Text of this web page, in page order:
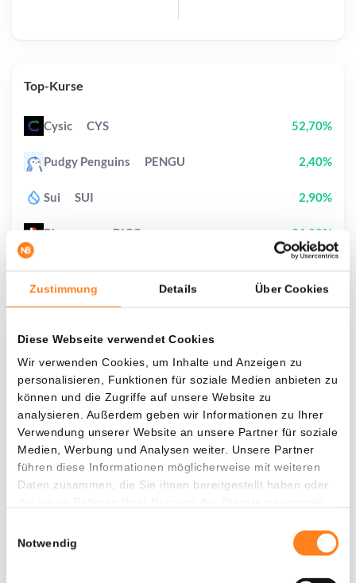
Zustimmung Details Über Cookies
Diese Webseite verwendet Cookies
Wir verwenden Cookies, um Inhalte und Anzeigen zu
personalisieren, Funktionen für soziale Medien anbieten zu
können und die Zugriffe auf unsere Website zu
analysieren. Außerdem geben wir Informationen zu Ihrer
Verwendung unserer Website an unsere Partner für soziale
Medien, Werbung und Analysen weiter. Unsere Partner
führen diese Informationen möglicherweise mit weiteren
Daten zusammen, die Sie ihnen bereitgestellt haben oder
Notwendig
Was, wenn ich...?
Zie hoeveel waarde je vandaag zou hebben als
je dollar-cost averaging had toegepast op
verschillende cryptocurrencies.
Hätte investiert In
$
Top-Kurse
Cysic CYS 52,70%
Pudgy Penguins PENGU 2,40%
Sui SUI 2,90%
Biconomy BICO 31,80%
Ondo ONDO 0,90%